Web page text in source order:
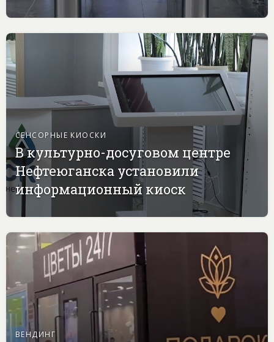
СЕНСОРНЫЕ КИОСКИ
В культурно-досуговом центре
Нефтеюганска установили
информационный киоск
ВЕНДИНГ